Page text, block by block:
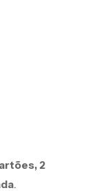
2
.